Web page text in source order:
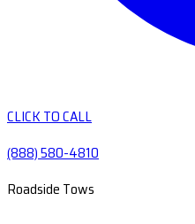
CLICK TO CALL
(888) 580-4810
Roadside Tows